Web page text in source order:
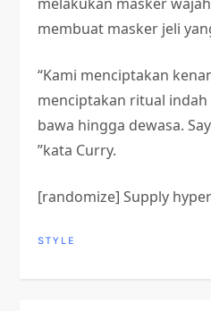
membuat masker jeli
“Kami menciptakan
menciptakan ritual
bawa hingga dewasa.
”kata Curry.
[randomize] Supply
STYLE